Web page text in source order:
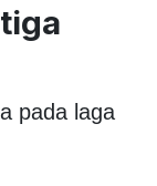
pada laga